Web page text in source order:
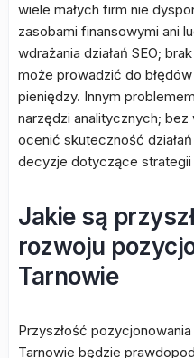
wiele małych firm nie
zasobami finansowymi ani
wdrażania działań SEO;
może prowadzić do
pieniędzy. Innym
narzędzi analitycznych; bez
ocenić skuteczność
decyzje dotyczące strategii
Jakie są
rozwoju
Tarnowie
Przyszłość
Tarnowie będzie